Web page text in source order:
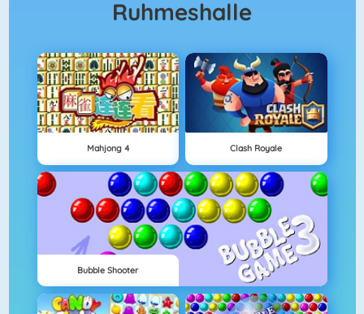
Ruhmeshalle
Mahjong 4 Clash Royale
Bubble Shooter